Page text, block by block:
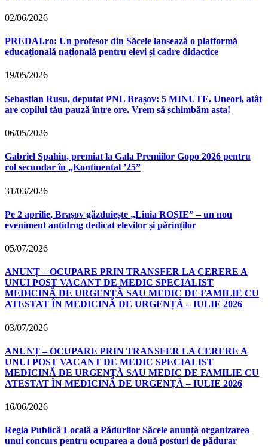
02/06/2026
PREDAI.ro: Un profesor din Săcele lansează o platformă
educațională națională pentru elevi și cadre didactice
19/05/2026
Sebastian Rusu, deputat PNL Brașov: 5 MINUTE. Uneori, atât
are copilul tău pauză între ore. Vrem să schimbăm asta!
06/05/2026
Gabriel Spahiu, premiat la Gala Premiilor Gopo 2026 pentru
rol secundar în „Kontinental ’25”
31/03/2026
Pe 2 aprilie, Brașov găzduiește „Linia ROȘIE” – un nou
eveniment antidrog dedicat elevilor și părinților
05/07/2026
ANUNȚ – OCUPARE PRIN TRANSFER LA CERERE A
UNUI POST VACANT DE MEDIC SPECIALIST
MEDICINĂ DE URGENȚĂ SAU MEDIC DE FAMILIE CU
ATESTAT ÎN MEDICINĂ DE URGENȚĂ – IULIE 2026
03/07/2026
ANUNȚ – OCUPARE PRIN TRANSFER LA CERERE A
UNUI POST VACANT DE MEDIC SPECIALIST
MEDICINĂ DE URGENȚĂ SAU MEDIC DE FAMILIE CU
ATESTAT ÎN MEDICINĂ DE URGENȚĂ – IULIE 2026
16/06/2026
Regia Publică Locală a Pădurilor Săcele anunță organizarea
unui concurs pentru ocuparea a două posturi de pădurar